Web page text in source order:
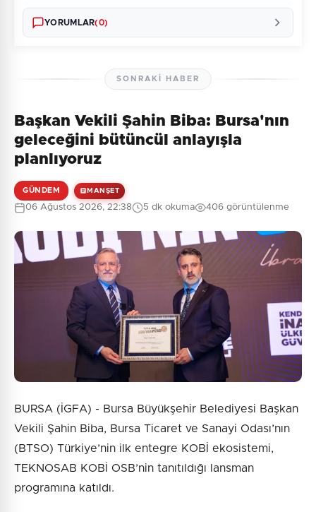
Güvenlik Sorusu:
7 + 5 = ?
Gönder
YORUMLAR(0)
Henüz yorum yapılmamış. İlk yorumu siz yapın!
SONRAKI HABER
Başkan Vekili Şahin Biba: Bursa'nın
geleceğini bütüncül anlayışla
planlıyoruz
GÜNDEM MANŞET
06 Ağustos 2026, 22:38 5 dk okuma 406 görüntülenme
BURSA (İGFA) - Bursa Büyükşehir Belediyesi Başkan
Vekili Şahin Biba, Bursa Ticaret ve Sanayi Odası’nın
(BTSO) Türkiye’nin ilk entegre KOBİ ekosistemi,
TEKNOSAB KOBİ OSB’nin tanıtıldığı lansman
programına katıldı.